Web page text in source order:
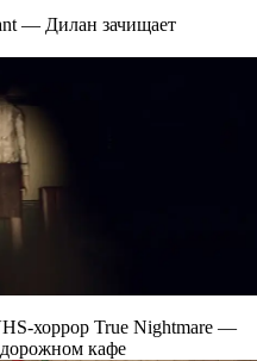
— Дилан зачищает
хоррор True Nightmare —
кафе